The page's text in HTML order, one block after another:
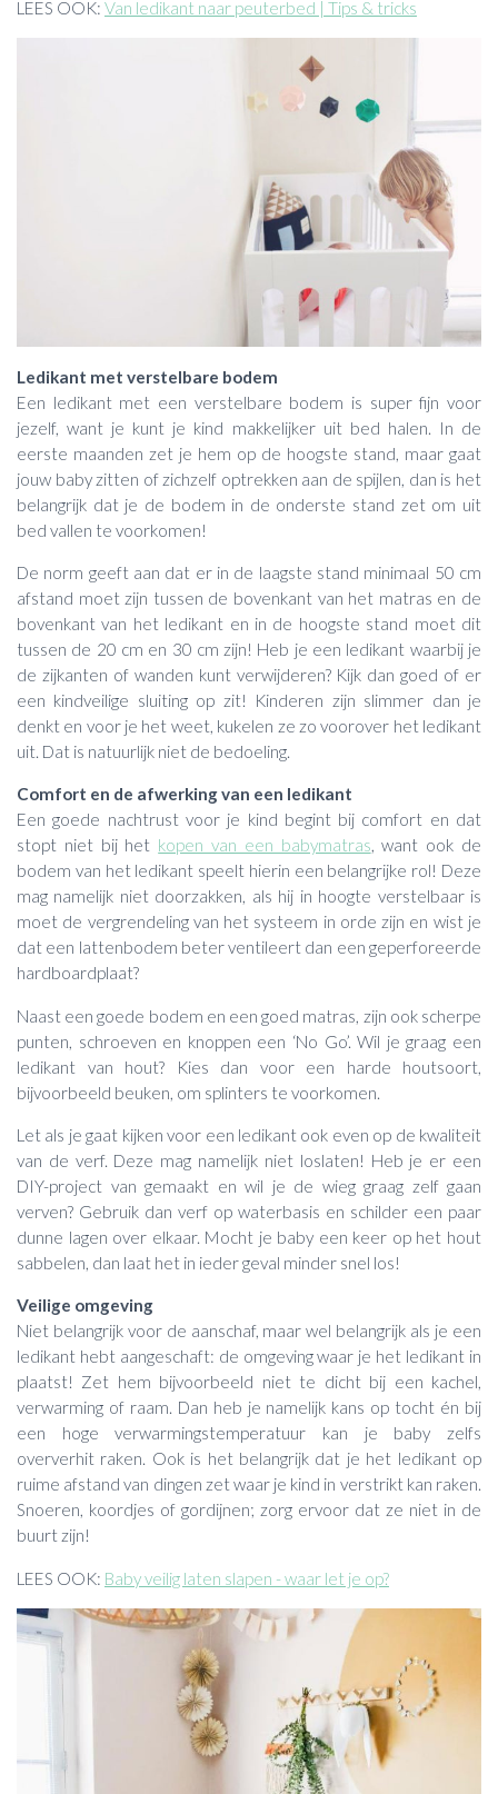
LEES OOK: Van ledikant naar peuterbed | Tips & tricks
Ledikant met verstelbare bodem
Een ledikant met een verstelbare bodem is super fijn voor
jezelf, want je kunt je kind makkelijker uit bed halen. In de
eerste maanden zet je hem op de hoogste stand, maar gaat
jouw baby zitten of zichzelf optrekken aan de spijlen, dan is het
belangrijk dat je de bodem in de onderste stand zet om uit
bed vallen te voorkomen!
De norm geeft aan dat er in de laagste stand minimaal 50 cm
afstand moet zijn tussen de bovenkant van het matras en de
bovenkant van het ledikant en in de hoogste stand moet dit
tussen de 20 cm en 30 cm zijn! Heb je een ledikant waarbij je
de zijkanten of wanden kunt verwijderen? Kijk dan goed of er
een kindveilige sluiting op zit! Kinderen zijn slimmer dan je
denkt en voor je het weet, kukelen ze zo voorover het ledikant
uit. Dat is natuurlijk niet de bedoeling.
Comfort en de afwerking van een ledikant
Een goede nachtrust voor je kind begint bij comfort en dat
stopt niet bij het kopen van een babymatras, want ook de
bodem van het ledikant speelt hierin een belangrijke rol! Deze
mag namelijk niet doorzakken, als hij in hoogte verstelbaar is
moet de vergrendeling van het systeem in orde zijn en wist je
dat een lattenbodem beter ventileert dan een geperforeerde
hardboardplaat?
Naast een goede bodem en een goed matras, zijn ook scherpe
punten, schroeven en knoppen een ‘No Go’. Wil je graag een
ledikant van hout? Kies dan voor een harde houtsoort,
bijvoorbeeld beuken, om splinters te voorkomen.
Let als je gaat kijken voor een ledikant ook even op de kwaliteit
van de verf. Deze mag namelijk niet loslaten! Heb je er een
DIY-project van gemaakt en wil je de wieg graag zelf gaan
verven? Gebruik dan verf op waterbasis en schilder een paar
dunne lagen over elkaar. Mocht je baby een keer op het hout
sabbelen, dan laat het in ieder geval minder snel los!
Veilige omgeving
Niet belangrijk voor de aanschaf, maar wel belangrijk als je een
ledikant hebt aangeschaft: de omgeving waar je het ledikant in
plaatst! Zet hem bijvoorbeeld niet te dicht bij een kachel,
verwarming of raam. Dan heb je namelijk kans op tocht én bij
een hoge verwarmingstemperatuur kan je baby zelfs
oververhit raken. Ook is het belangrijk dat je het ledikant op
ruime afstand van dingen zet waar je kind in verstrikt kan raken.
Snoeren, koordjes of gordijnen; zorg ervoor dat ze niet in de
buurt zijn!
LEES OOK: Baby veilig laten slapen - waar let je op?